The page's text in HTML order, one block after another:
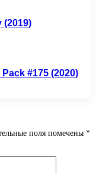
(2019)
#175 (2020)
поля помечены *